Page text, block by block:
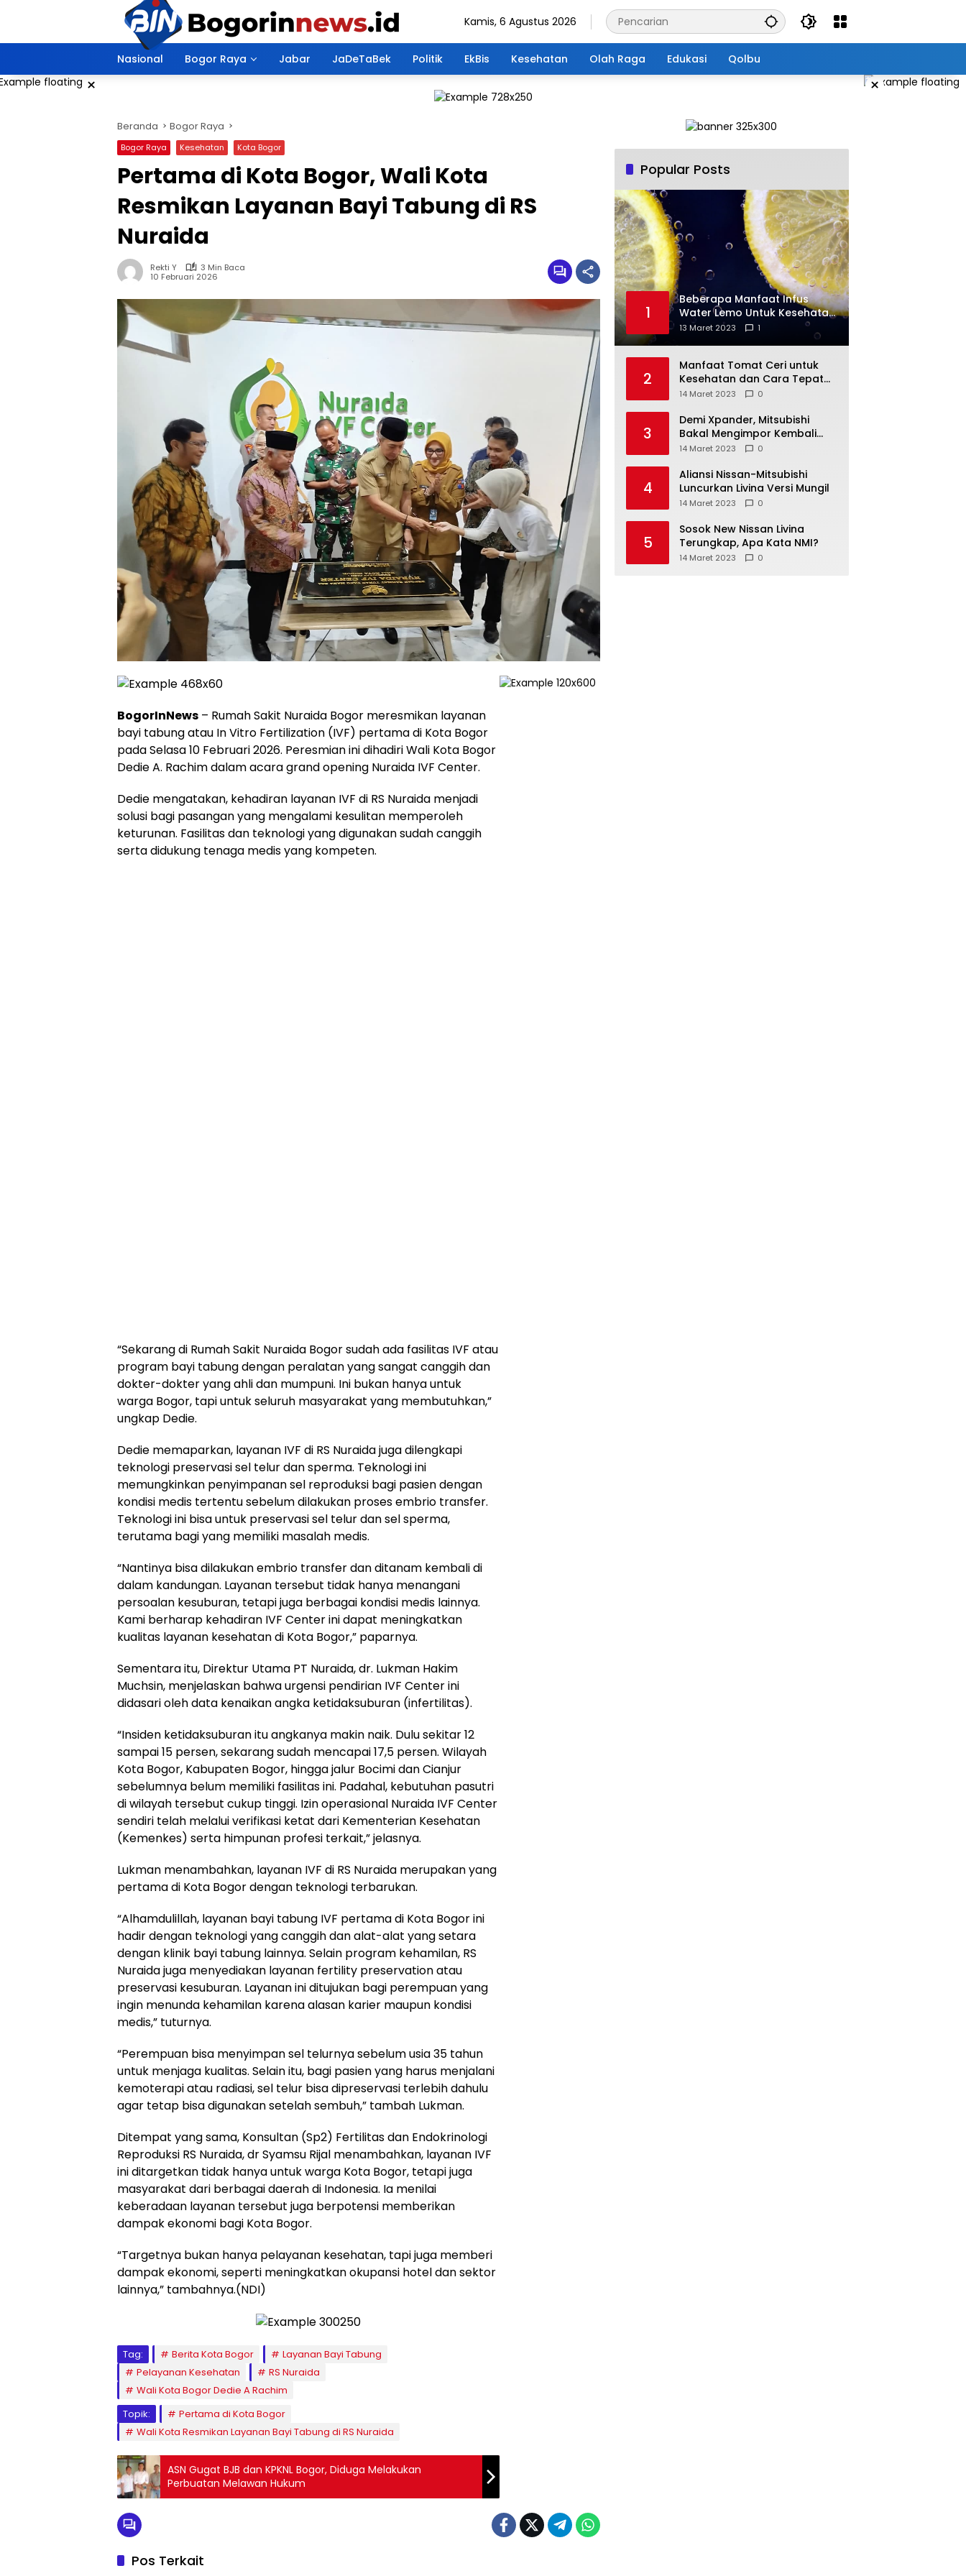
Kamis, 6 Agustus 2026
Nasional Bogor Raya Jabar JaDeTaBek Politik EkBis Kesehatan Olah Raga Edukasi Qolbu
× ×
Beranda Bogor Raya
Bogor Raya Kesehatan Kota Bogor
Pertama di Kota Bogor, Wali Kota
Resmikan Layanan Bayi Tabung di RS
Nuraida
Rekti Y
3 Min Baca
10 Februari 2026
BogorInNews – Rumah Sakit Nuraida Bogor meresmikan layanan
bayi tabung atau In Vitro Fertilization (IVF) pertama di Kota Bogor
pada Selasa 10 Februari 2026. Peresmian ini dihadiri Wali Kota Bogor
Dedie A. Rachim dalam acara grand opening Nuraida IVF Center.
Dedie mengatakan, kehadiran layanan IVF di RS Nuraida menjadi
solusi bagi pasangan yang mengalami kesulitan memperoleh
keturunan. Fasilitas dan teknologi yang digunakan sudah canggih
serta didukung tenaga medis yang kompeten.
“Sekarang di Rumah Sakit Nuraida Bogor sudah ada fasilitas IVF atau
program bayi tabung dengan peralatan yang sangat canggih dan
dokter-dokter yang ahli dan mumpuni. Ini bukan hanya untuk
warga Bogor, tapi untuk seluruh masyarakat yang membutuhkan,”
ungkap Dedie.
Dedie memaparkan, layanan IVF di RS Nuraida juga dilengkapi
teknologi preservasi sel telur dan sperma. Teknologi ini
memungkinkan penyimpanan sel reproduksi bagi pasien dengan
kondisi medis tertentu sebelum dilakukan proses embrio transfer.
Teknologi ini bisa untuk preservasi sel telur dan sel sperma,
terutama bagi yang memiliki masalah medis.
“Nantinya bisa dilakukan embrio transfer dan ditanam kembali di
dalam kandungan. Layanan tersebut tidak hanya menangani
persoalan kesuburan, tetapi juga berbagai kondisi medis lainnya.
Kami berharap kehadiran IVF Center ini dapat meningkatkan
kualitas layanan kesehatan di Kota Bogor,” paparnya.
Sementara itu, Direktur Utama PT Nuraida, dr. Lukman Hakim
Muchsin, menjelaskan bahwa urgensi pendirian IVF Center ini
didasari oleh data kenaikan angka ketidaksuburan (infertilitas).
“Insiden ketidaksuburan itu angkanya makin naik. Dulu sekitar 12
sampai 15 persen, sekarang sudah mencapai 17,5 persen. Wilayah
Kota Bogor, Kabupaten Bogor, hingga jalur Bocimi dan Cianjur
sebelumnya belum memiliki fasilitas ini. Padahal, kebutuhan pasutri
di wilayah tersebut cukup tinggi. Izin operasional Nuraida IVF Center
sendiri telah melalui verifikasi ketat dari Kementerian Kesehatan
(Kemenkes) serta himpunan profesi terkait,” jelasnya.
Lukman menambahkan, layanan IVF di RS Nuraida merupakan yang
pertama di Kota Bogor dengan teknologi terbarukan.
“Alhamdulillah, layanan bayi tabung IVF pertama di Kota Bogor ini
hadir dengan teknologi yang canggih dan alat-alat yang setara
dengan klinik bayi tabung lainnya. Selain program kehamilan, RS
Nuraida juga menyediakan layanan fertility preservation atau
preservasi kesuburan. Layanan ini ditujukan bagi perempuan yang
ingin menunda kehamilan karena alasan karier maupun kondisi
medis,” tuturnya.
“Perempuan bisa menyimpan sel telurnya sebelum usia 35 tahun
untuk menjaga kualitas. Selain itu, bagi pasien yang harus menjalani
kemoterapi atau radiasi, sel telur bisa dipreservasi terlebih dahulu
agar tetap bisa digunakan setelah sembuh,” tambah Lukman.
Ditempat yang sama, Konsultan (Sp2) Fertilitas dan Endokrinologi
Reproduksi RS Nuraida, dr Syamsu Rijal menambahkan, layanan IVF
ini ditargetkan tidak hanya untuk warga Kota Bogor, tetapi juga
masyarakat dari berbagai daerah di Indonesia. Ia menilai
keberadaan layanan tersebut juga berpotensi memberikan
dampak ekonomi bagi Kota Bogor.
“Targetnya bukan hanya pelayanan kesehatan, tapi juga memberi
dampak ekonomi, seperti meningkatkan okupansi hotel dan sektor
lainnya,” tambahnya.(NDI)
Tag: Berita Kota Bogor
Layanan Bayi Tabung
Pelayanan Kesehatan
RS Nuraida
Wali Kota Bogor Dedie A Rachim
Topik:
Pertama di Kota Bogor
Wali Kota Resmikan Layanan Bayi Tabung di RS Nuraida
ASN Gugat BJB dan KPKNL Bogor, Diduga Melakukan
Perbuatan Melawan Hukum
Pos Terkait
Popular Posts
1
Beberapa Manfaat Infus
Water Lemo Untuk Kesehatan
Anda
13 Maret 2023 1
2
Manfaat Tomat Ceri untuk
Kesehatan dan Cara Tepat
Mengonsumsinya
14 Maret 2023 0
3
Demi Xpander, Mitsubishi
Bakal Mengimpor Kembali
Pajero Sport
14 Maret 2023 0
4
Aliansi Nissan-Mitsubishi
Luncurkan Livina Versi Mungil
14 Maret 2023 0
5
Sosok New Nissan Livina
Terungkap, Apa Kata NMI?
14 Maret 2023 0